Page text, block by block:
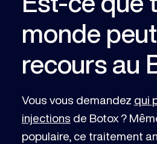
monde
recours au
Vous vous demandez qui
injections de Botox ?
populaire, ce traitement